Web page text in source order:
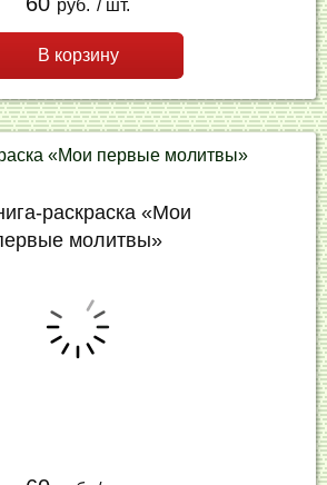
руб. / шт.
В корзину
«Мои первые молитвы»